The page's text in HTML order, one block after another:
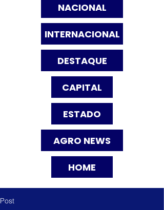
NACIONAL
INTERNACIONAL
DESTAQUE
CAPITAL
ESTADO
AGRO NEWS
HOME
Post